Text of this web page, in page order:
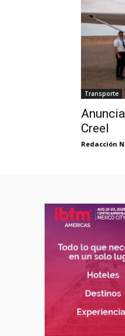
Transporte
Creel
Redacción